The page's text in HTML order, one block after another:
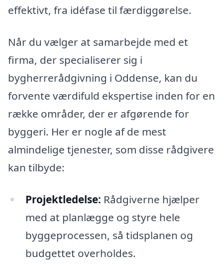
effektivt, fra idéfase til færdiggørelse.
Når du vælger at samarbejde med et
firma, der specialiserer sig i
bygherrerådgivning i Oddense, kan du
forvente værdifuld ekspertise inden for en
række områder, der er afgørende for
byggeri. Her er nogle af de mest
almindelige tjenester, som disse rådgivere
kan tilbyde:
Projektledelse: Rådgiverne hjælper
med at planlægge og styre hele
byggeprocessen, så tidsplanen og
budgettet overholdes.